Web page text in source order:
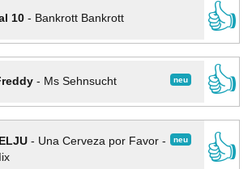
10- Bankrott Bankrott
👍
neu
- Ms Sehnsucht
👍
neu
- Una Cerveza por Favor -
👍